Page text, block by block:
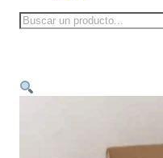
Buscar